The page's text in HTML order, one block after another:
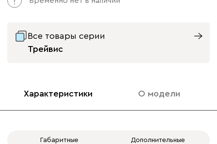
Все товары серии
Трейвис
Характеристики О модели
Габаритные Дополнительные